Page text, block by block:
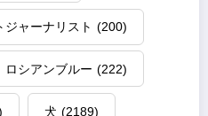
ジャーナリスト (200)
ロシアンブルー (222)
犬 (2189)